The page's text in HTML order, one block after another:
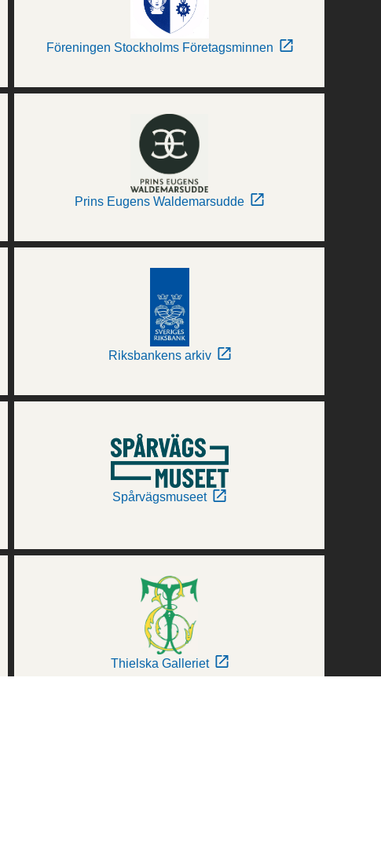
Föreningen Stockholms Företagsminnen
Prins Eugens Waldemarsudde
Riksbankens arkiv
Spårvägsmuseet
Thielska Galleriet